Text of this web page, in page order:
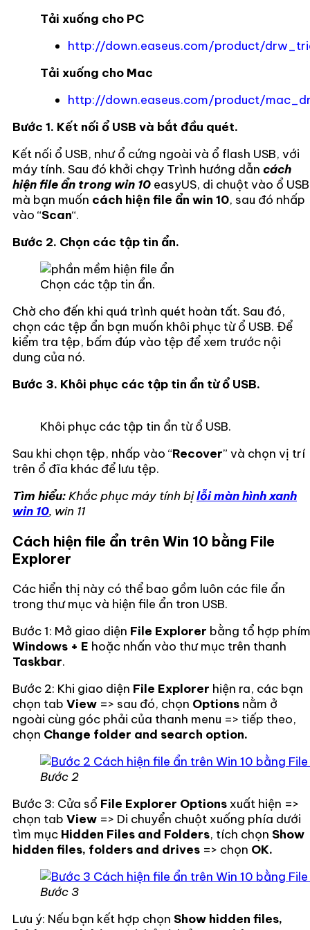
Tải xuống cho PC
http://down.easeus.com/product/
Tải xuống cho Mac
http://down.easeus.com/product/
Bước 1. Kết nối ổ USB và bắt đầu quét.
Kết nối ổ USB, như ổ cứng ngoài và ổ flash USB, với
máy tính. Sau đó khởi chạy Trình hướng dẫn cách
hiện file ẩn trong win 10 easyUS, di chuột vào ổ USB
mà bạn muốn cách hiện file ẩn win 10, sau đó nhấp
vào “Scan“.
Bước 2. Chọn các tập tin ẩn.
Chọn các tập tin ẩn.
Chờ cho đến khi quá trình quét hoàn tất. Sau đó,
chọn các tệp ẩn bạn muốn khôi phục từ ổ USB. Để
kiểm tra tệp, bấm đúp vào tệp để xem trước nội
dung của nó.
Bước 3. Khôi phục các tập tin ẩn từ ổ USB.
Khôi phục các tập tin ẩn từ ổ USB.
Sau khi chọn tệp, nhấp vào “Recover” và chọn vị trí
trên ổ đĩa khác để lưu tệp.
Tìm hiểu:Khắc phục máy tính bịlỗi màn hình xanh
win 10, win 11
Cách hiện file ẩn trên Win 10 bằng File
Explorer
Các hiển thị này có thể bao gồm luôn các file ẩn
trong thư mục và hiện file ẩn tron USB.
Bước 1: Mở giao diện File Explorer bằng tổ hợp phím
Windows + E hoặc nhấn vào thư mục trên thanh
Taskbar.
Bước 2: Khi giao diện File Explorer hiện ra, các bạn
chọn tab View => sau đó, chọn Options nằm ở
ngoài cùng góc phải của thanh menu => tiếp theo,
chọn Change folder and search option.
Bước 2
Bước 3: Cửa sổ File Explorer Options xuất hiện =>
chọn tab View => Di chuyển chuột xuống phía dưới
tìm mục Hidden Files and Folders, tích chọn Show
hidden files, folders and drives => chọn OK.
Bước 3
Lưu ý: Nếu bạn kết hợp chọn Show hidden files,